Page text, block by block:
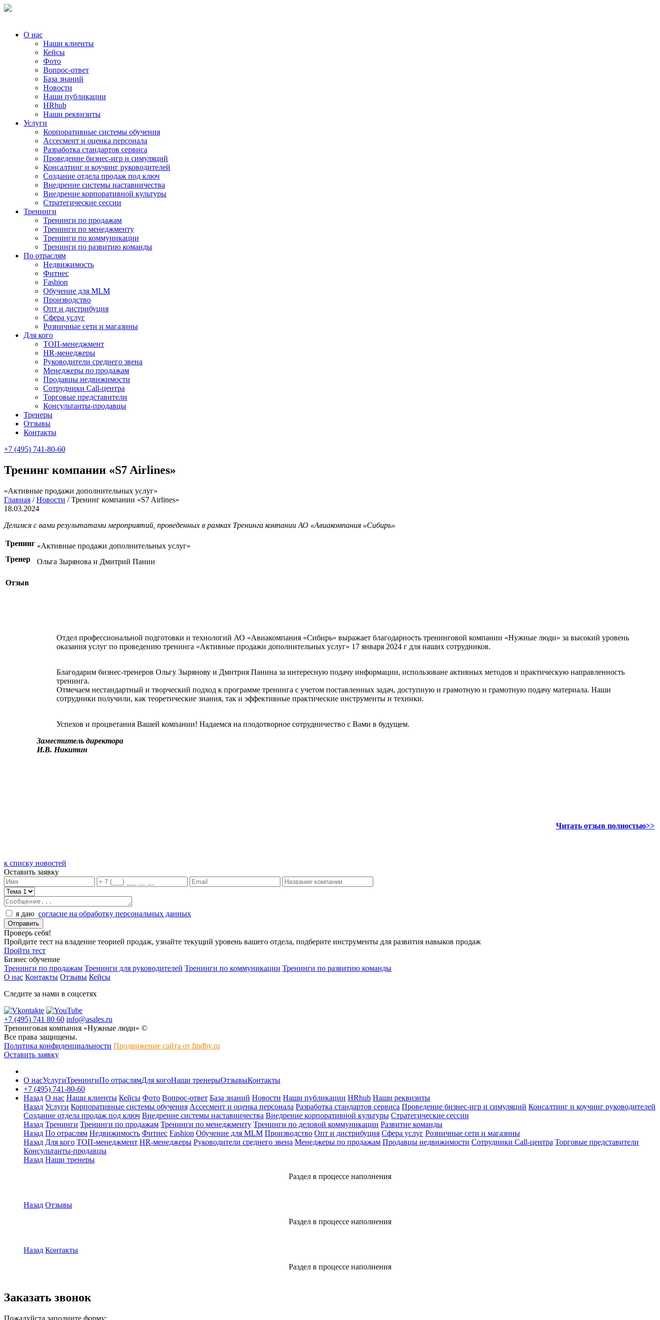
О нас
Наши клиенты
Кейсы
Фото
Вопрос-ответ
База знаний
Новости
Наши публикации
HRhub
Наши реквизиты
Услуги
Корпоративные системы обучения
Ассесмент и оценка персонала
Разработка стандартов сервиса
Проведение бизнес-игр и симуляций
Консалтинг и коучинг руководителей
Создание отдела продаж под ключ
Внедрение системы наставничества
Внедрение корпоративной культуры
Стратегические сессии
Тренинги
Тренинги по продажам
Тренинги по менеджменту
Тренинги по коммуникации
Тренинги по развитию команды
По отраслям
Недвижимость
Фитнес
Fashion
Обучение для MLM
Производство
Опт и дистрибуция
Сфера услуг
Розничные сети и магазины
Для кого
ТОП-менеджмент
HR-менеджеры
Руководители среднего звена
Менеджеры по продажам
Продавцы недвижимости
Сотрудники Call-центра
Торговые представители
Консультанты-продавцы
Тренеры
Отзывы
Контакты
+7 (495) 741-80-60
Тренинг компании «S7 Airlines»
«Активные продажи дополнительных услуг»
Главная /Новости /Тренинг компании «S7 Airlines»
18.03.2024
Делимся с вами результатами мероприятий, проведенных в рамках Тренинга компании АО «Авиакомпания «Сибирь»
Тренинг «Активные продажи дополнительных услуг»
Тренер
Ольга Зырянова и Дмитрий Панин
Отзыв
Отдел профессиональной подготовки и технологий АО «Авиакомпания «Сибирь» выражает благодарность тренинговой компании «Нужные люди» за высокий уровень
оказания услуг по проведению тренинга «Активные продажи дополнительных услуг» 17 января 2024 г для наших сотрудников.
Благодарим бизнес-тренеров Ольгу Зырянову и Дмитрия Панина за интересную подачу информации, использоване активных методов и практическую направленность
тренинга.
Отмечаем нестандартный и творческий подход к программе тренинга с учетом поставленных задач, доступную и грамотную и грамотную подачу материала. Наши
сотрудники получили, как теоретические знания, так и эффективные практические инструменты и техники.
Успехов и процветания Вашей компании! Надаемся на плодотворное сотрудничество с Вами в будущем.
Заместитель директора
И.В. Никитин
Читать отзыв полностью>>
к списку новостей
Оставить заявку
я даю согласие на обработку персональных данных
Проверь себя!
Пройдите тест на владение теорией продаж, узнайте текущий уровень вашего отдела, подберите инструменты для развития навыков продаж
Пройти тест
Бизнес обучение
Тренинги по продажам Тренинги для руководителей Тренинги по коммуникации Тренинги по развитию команды
О нас Контакты Отзывы Кейсы
Следите за нами в соцсетях
+7 (495) 741 80 60 info@asales.ru
Тренинговая компания «Нужные люди» ©
Все права защищены.
Политика конфиденциальности Продвижение сайта от findby.ru
Оставить заявку
О насУслугиТренингиПо отраслямДля когоНаши тренерыОтзывыКонтакты
+7 (495) 741-80-60
Назад О нас Наши клиенты Кейсы Фото Вопрос-ответ База знаний Новости Наши публикации HRhub Наши реквизиты
Назад Услуги Корпоративные системы обучения Ассесмент и оценка персонала Разработка стандартов сервиса Проведение бизнес-игр и симуляций Консалтинг и коучинг руководителей
Создание отдела продаж под ключ Внедрение системы наставничества Внедрение корпоративной культуры Стратегические сессии
Назад Тренинги Тренинги по продажам Тренинги по менеджменту Тренинги по деловой коммуникации Развитие команды
Назад По отраслям Недвижимость Фитнес Fashion Обучение для MLM Производство Опт и дистрибуция Сфера услуг Розничные сети и магазины
Назад Для кого ТОП-менеджмент HR-менеджеры Руководители среднего звена Менеджеры по продажам Продавцы недвижимости Сотрудники Call-центра Торговые представители
Консультанты-продавцы
Назад Наши тренеры
Раздел в процессе наполнения
Назад Отзывы
Раздел в процессе наполнения
Назад Контакты
Раздел в процессе наполнения
Заказать звонок
Пожалуйста заполните форму: